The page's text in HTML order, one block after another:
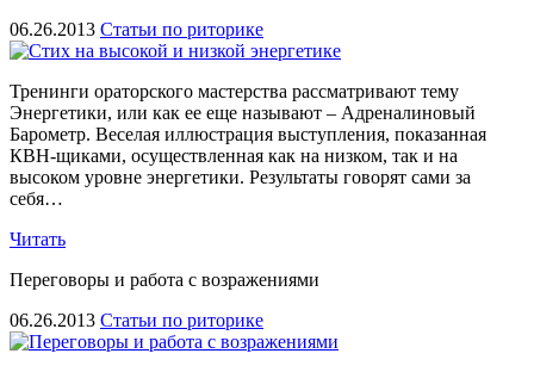
06.26.2013 Статьи по риторике
Тренинги ораторского мастерства рассматривают тему
Энергетики, или как ее еще называют – Адреналиновый
Барометр. Веселая иллюстрация выступления, показанная
КВН-щиками, осуществленная как на низком, так и на
высоком уровне энергетики. Результаты говорят сами за
себя…
Читать
Переговоры и работа с возражениями
06.26.2013 Статьи по риторике